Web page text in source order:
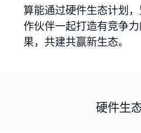
算能通过硬件生态计划
作伙伴一起打造有竞争
果，共建共赢新生态。
硬件生